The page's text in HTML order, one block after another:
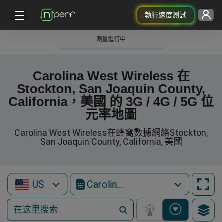
執行速度測試
測量進行中
Carolina West Wireless 在
Stockton, San Joaquin County,
California，美國 的 3G / 4G / 5G 位
元率地圖
Carolina West Wireless在蜂窩數據網絡Stockton,
San Joaquin County, California, 美國
US Carolina West Wireless